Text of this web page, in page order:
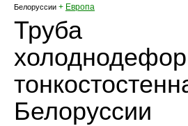
Белоруссии + Европа
Труба
Белоруссии